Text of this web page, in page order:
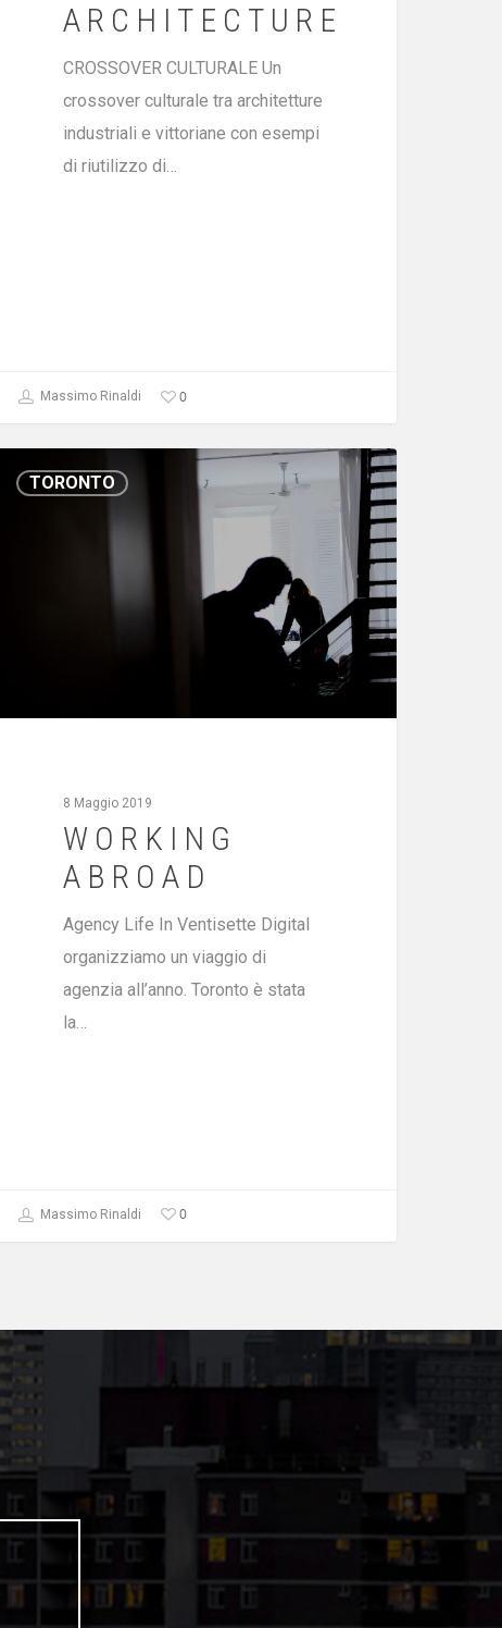
ARCHITECTURE
CROSSOVER CULTURALE Un
crossover culturale tra architetture
industriali e vittoriane con esempi
di riutilizzo di…
Massimo Rinaldi 0
TORONTO
8 Maggio 2019
WORKING
ABROAD
Agency Life In Ventisette Digital
organizziamo un viaggio di
agenzia all’anno. Toronto è stata
la…
Massimo Rinaldi 0